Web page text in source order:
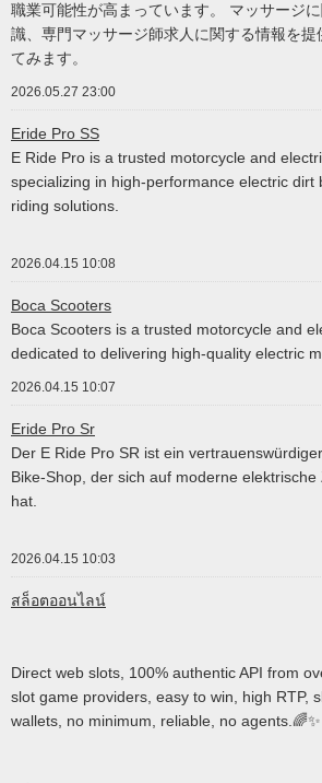
職業可能性が高まっています。 マッサージ
識、専門マッサージ師求人に関する情報を提
てみます。
2026.05.27 23:00
Eride Pro SS
E Ride Pro is a trusted motorcycle and
specializing in high-performance electric dirt
riding solutions.
2026.04.15 10:08
Boca Scooters
Boca Scooters is a trusted motorcycle and
dedicated to delivering high-quality electric
2026.04.15 10:07
Eride Pro Sr
Der E Ride Pro SR ist ein
Bike-Shop, der sich auf moderne
hat.
2026.04.15 10:03
สล็อตออนไลน์
Direct web slots, 100% authentic API from
slot game providers, easy to win, high RTP,
wallets, no minimum, reliable, no agents.🌈✨